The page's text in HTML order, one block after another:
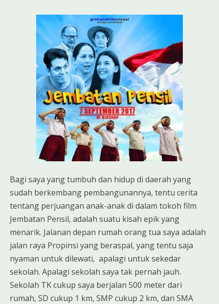
Bagi saya yang tumbuh dan hidup di daerah yang
sudah berkembang pembangunannya, tentu cerita
tentang perjuangan anak-anak di dalam tokoh film
Jembatan Pensil, adalah suatu kisah epik yang
menarik. Jalanan depan rumah orang tua saya adalah
jalan raya Propinsi yang beraspal, yang tentu saja
nyaman untuk dilewati, apalagi untuk sekedar
sekolah. Apalagi sekolah saya tak pernah jauh.
Sekolah TK cukup saya berjalan 500 meter dari
rumah, SD cukup 1 km, SMP cukup 2 km, dan SMA